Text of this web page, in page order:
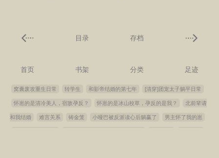
目录 存档
首页 书架 分类 足迹
窝囊废攻重生日常 转学生 和影帝结婚的第七年 [清穿]团宠太子躺平日常
怀崽的是清冷美人，宿敌孕反？ 怀崽的是冰山校草，孕反的是我？ 北前辈请
和我结婚 难言关系 铸金笼 小哑巴被反派读心后躺赢了 男主怀了我的崽